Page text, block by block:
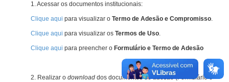
1. Acessar os documentos institucionais:
Clique aqui para visualizar o Termo de Adesão e Compromisso.
Clique aqui para visualizar os Termos de Uso.
Clique aqui para preencher o Formulário e Termo de Adesão
2. Realizar o download dos documentos de adesão (Formulário e